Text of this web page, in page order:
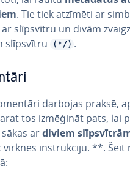
. Tie tiek atzīmēti ar
slīpsvīt­ru un divām
slīpsvīt­ru
(*/) .
darbojas praksē,
tos izmēģināt pats, lai
ardiviem
virknes ins­truk­ci­ju. **. Šeit